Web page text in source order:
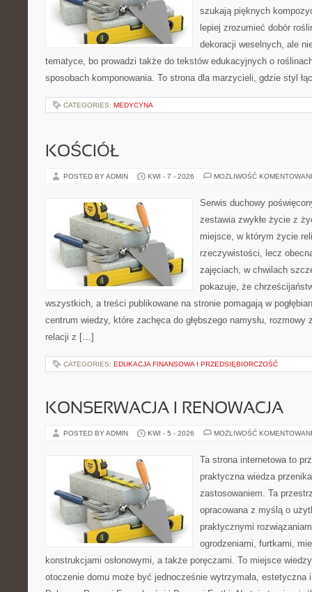
szukają pięknych
lepiej zrozumieć dobór
dekoracji weselnych, ale
tematyce, bo prowadzi także do tekstów edukacyjnych o
sposobach komponowania. To strona dla marzycieli, gdzie styl
CATEGORIES: MEDYCYNA
KOŚCIÓŁ
POSTED BY ADMIN KWI - 7 - 2026 MOŻLIWOŚĆ
Serwis duchowy
zestawia zwykłe życie z
miejsce, w którym życie
rzeczywistości, lecz
zajęciach, w chwilach
pokazuje, że
wszystkich, a treści publikowane na stronie pomagają w
centrum wiedzy, które zachęca do głębszego namysłu, rozmowy
relacji z […]
CATEGORIES: EDUKACJA FINANSOWA I PRZEDSIĘBIORCZOŚĆ
KONSERWACJA I RENOWACJA
POSTED BY ADMIN KWI - 5 - 2026 MOŻLIWOŚĆ
Ta strona internetowa to
praktyczna wiedza
zastosowaniem. Ta
opracowana z myślą o
praktycznymi
ogrodzeniami, furtkami,
konstrukcjami osłonowymi, a także poręczami. To miejsce
otoczenie domu może być jednocześnie wytrzymała, estetyczna